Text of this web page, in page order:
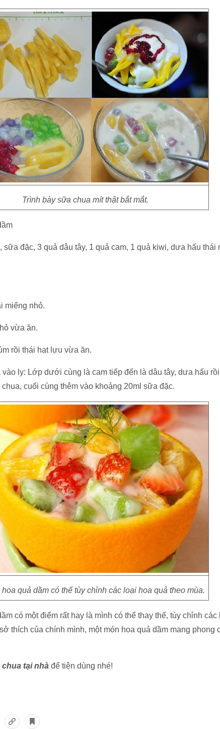
Trình bày sữa chua mít thật bắt mắt.
sữa đặc, 3 quả dâu tây, 1 quả cam, 1 quả kiwi, dưa hấu thái
miếng nhỏ.
vừa ăn.
rồi thái hạt lựu vừa ăn.
ly: Lớp dưới cùng là cam tiếp đến là dâu tây, dưa hấu
cuối cùng thêm vào khoảng 20ml sữa đặc.
quả dầm có thể tùy chỉnh các loại hoa quả theo mùa.
có một điểm rất hay là mình có thể thay thế, tùy chỉnh các
thích của chính mình, một món hoa quả dầm mang phong
tại nhà để tiện dùng nhé!